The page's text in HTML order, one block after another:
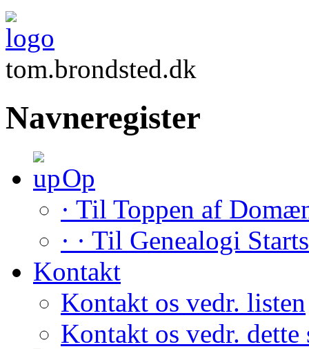
tom.brondsted.dk
Navneregister
Op
· Til Toppen af
· · Til Genealogi
Kontakt
Kontakt os vedr. listen
Kontakt os vedr. dette